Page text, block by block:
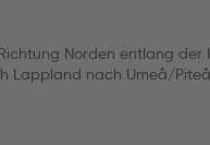
Norden entlang der
Lappland nach Umeå/